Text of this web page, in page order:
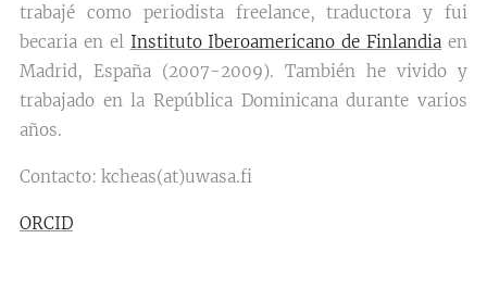
trabajé como periodista freelance, traductora y fui
becaria en el Instituto Iberoamericano de Finlandia en
Madrid, España (2007-2009). También he vivido y
trabajado en la República Dominicana durante varios
años.
Contacto: kcheas(at)uwasa.fi
ORCID